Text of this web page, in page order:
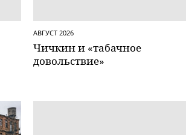
АВГУСТ 2026
Чичкин и «табачное
довольствие»